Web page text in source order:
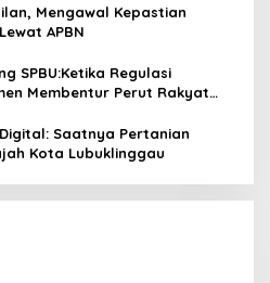
Mengawal Kepastian
APBN
SPBU:Ketika Regulasi
Membentur Perut Rakyat
Saatnya Pertanian
Presisi Mengubah Wajah Kota Lubuklinggau